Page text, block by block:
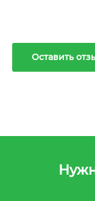
Оставить